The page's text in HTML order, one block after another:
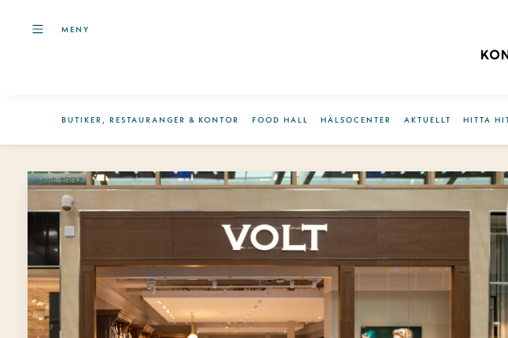
MENY
BUTIKER, RESTAURANGER & KONTOR FOOD HALL HÄLSOCENTER AKTUELLT HITTA